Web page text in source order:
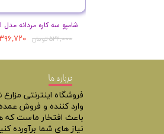
۵۲۲,۰۰۰ تومان ۳۹۶,۷۲۰ تومان
درباره ما
فروشگاه اینترنتی
وارد کننده و فروش
باعث افتخار ماست که
نیاز های شما برآورده